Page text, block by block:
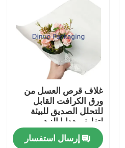
غلاف قرص العسل من
ورق الكرافت القابل
للتحلل الصديق للبيئة
لتغليف هدايا الزهور
ومستلزمات التعبئة
والتغليفإرسال استفسار